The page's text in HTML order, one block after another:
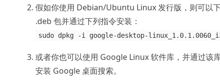
假如你使用 Debian/Ubuntu Linux 发行版，则可以
.deb 包并通过下列指令安装：
sudo dpkg -i google-desktop-
或者你也可以使用 Google Linux 软件库，并通过该
安装 Google 桌面搜索。